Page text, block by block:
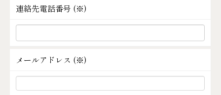
連絡先電話番号 (※)
メールアドレス (※)